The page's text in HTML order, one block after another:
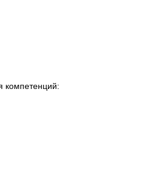
компетенций: